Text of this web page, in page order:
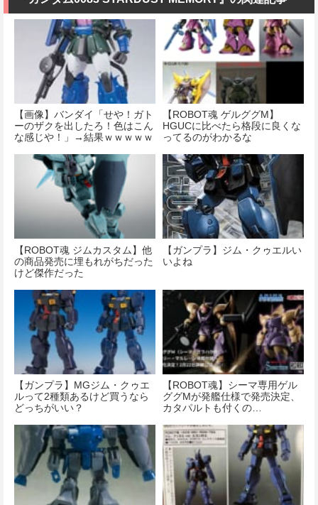
【画像】バンダイ「せや！ガト
ーのザクを出したろ！色はこん
な感じや！」→結果ｗｗｗｗｗ
【ROBOT魂 ゲルググM】
HGUCに比べたら格段に良くな
ってるのがわかるな
【ROBOT魂 ジムカスタム】他
の商品発売に埋もれがちだった
けど傑作だった
【ガンプラ】ジム・クゥエルい
いよね
【ガンプラ】MGジム・クゥエ
ルって2種類あるけど買うなら
どっちがいい？
【ROBOT魂】シーマ専用ゲル
ググMが発艦仕様で発売決定、
カタパルトも付くの…